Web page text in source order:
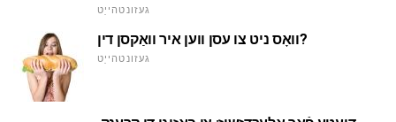
געזונטהייַט
וואָס ניט צו עסן ווען איר וואַקסן דין?
געזונטהייַט